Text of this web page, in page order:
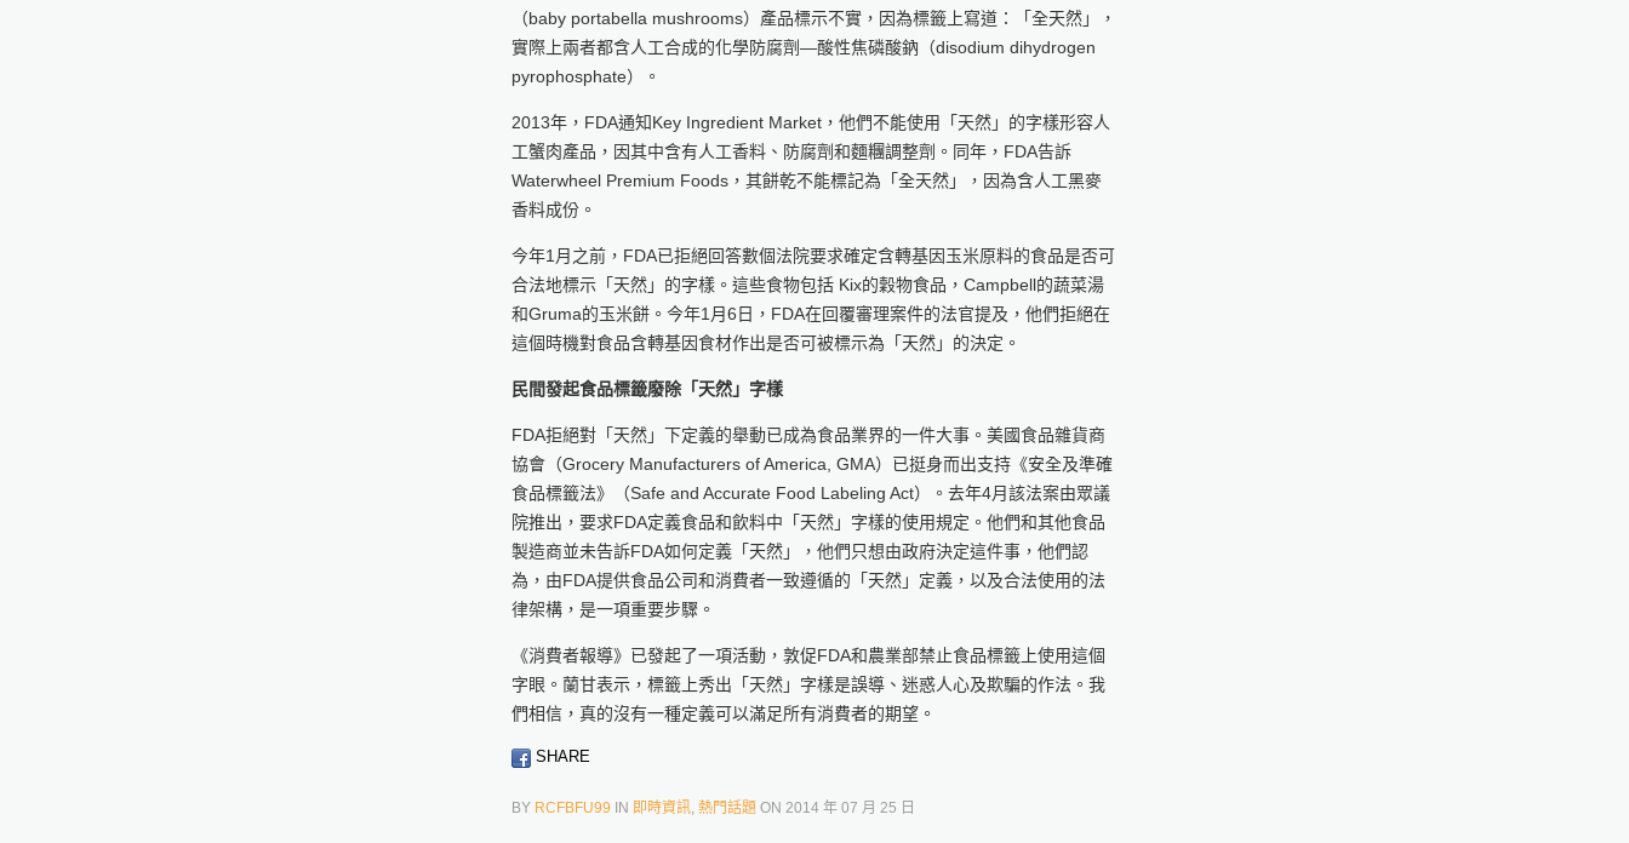
（baby portabella mushrooms）產品標示不實，因為標籤上寫道：「全天然」，
實際上兩者都含人工合成的化學防腐劑—酸性焦磷酸鈉（disodium dihydrogen
pyrophosphate）。
2013年，FDA通知Key Ingredient Market，他們不能使用「天然」的字樣形容人
工蟹肉產品，因其中含有人工香料、防腐劑和麵糰調整劑。同年，FDA告訴
Waterwheel Premium Foods，其餅乾不能標記為「全天然」，因為含人工黑麥
香料成份。
今年1月之前，FDA已拒絕回答數個法院要求確定含轉基因玉米原料的食品是否可
合法地標示「天然」的字樣。這些食物包括 Kix的穀物食品，Campbell的蔬菜湯
和Gruma的玉米餅。今年1月6日，FDA在回覆審理案件的法官提及，他們拒絕在
這個時機對食品含轉基因食材作出是否可被標示為「天然」的決定。
民間發起食品標籤廢除「天然」字樣
FDA拒絕對「天然」下定義的舉動已成為食品業界的一件大事。美國食品雜貨商
協會（Grocery Manufacturers of America, GMA）已挺身而出支持《安全及準確
食品標籤法》（Safe and Accurate Food Labeling Act）。去年4月該法案由眾議
院推出，要求FDA定義食品和飲料中「天然」字樣的使用規定。他們和其他食品
製造商並未告訴FDA如何定義「天然」，他們只想由政府決定這件事，他們認
為，由FDA提供食品公司和消費者一致遵循的「天然」定義，以及合法使用的法
律架構，是一項重要步驟。
《消費者報導》已發起了一項活動，敦促FDA和農業部禁止食品標籤上使用這個
字眼。蘭甘表示，標籤上秀出「天然」字樣是誤導、迷惑人心及欺騙的作法。我
們相信，真的沒有一種定義可以滿足所有消費者的期望。
SHARE
BY RCFBFU99 IN 即時資訊, 熱門話題 ON 2014 年 07 月 25 日